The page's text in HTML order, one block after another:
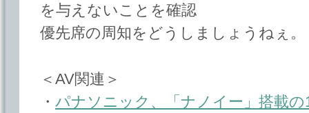
を与えないことを確認
優先席の周知をどうしましょうねぇ。
＜AV関連＞
・ パナソニック、「ナノイー」搭載